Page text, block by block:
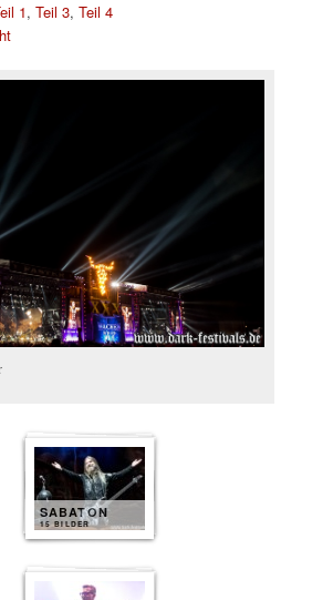
1,Teil 3,Teil 4
SABATON
15 BILDER